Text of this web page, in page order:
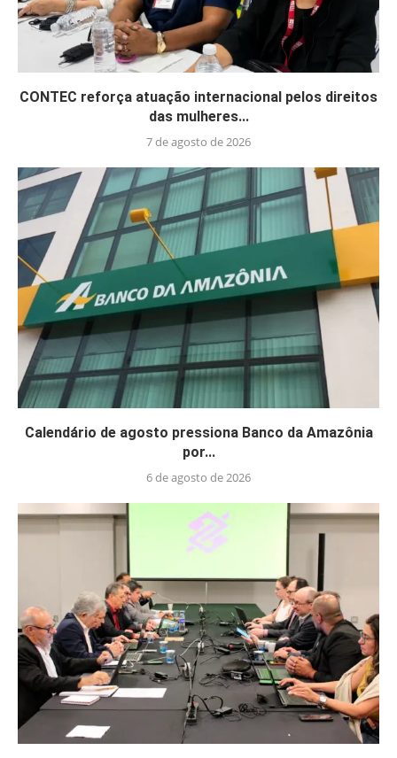
CONTEC reforça atuação internacional pelos direitos
das mulheres...
7 de agosto de 2026
Calendário de agosto pressiona Banco da Amazônia
por...
6 de agosto de 2026